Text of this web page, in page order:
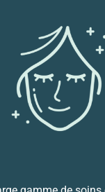
ET CREVASSES